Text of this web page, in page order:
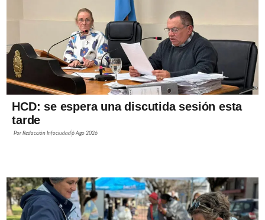
HCD: se espera una discutida sesión esta
tarde
PorRedacción Infociudad6 Ago 2026